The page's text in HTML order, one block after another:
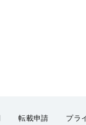
転載申請 プラ